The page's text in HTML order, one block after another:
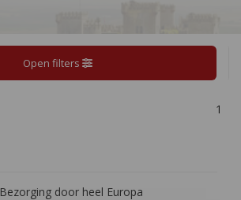
Open filters
1
Bezorging door heel Europa